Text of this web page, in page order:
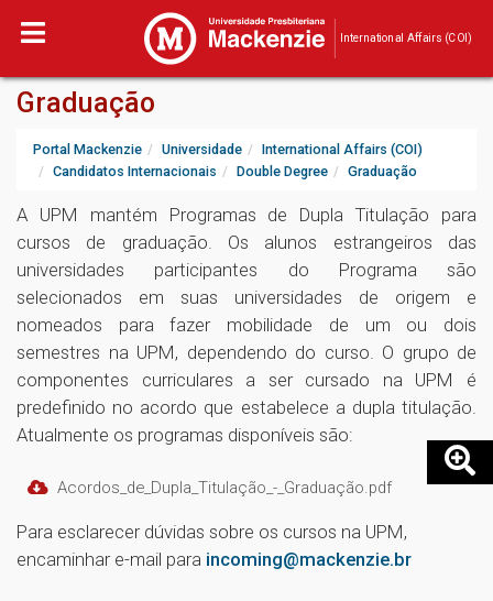
International Affairs (COI)
Graduação
Portal Mackenzie Universidade
International Affairs (COI)
Candidatos Internacionais
Double Degree Graduação
A UPM mantém Programas de Dupla Titulação para
cursos de graduação. Os alunos estrangeiros das
universidades participantes do Programa são
selecionados em suas universidades de origem e
nomeados para fazer mobilidade de um ou dois
semestres na UPM, dependendo do curso. O grupo de
componentes curriculares a ser cursado na UPM é
predefinido no acordo que estabelece a dupla titulação.
Atualmente os programas disponíveis são:
Acordos_de_Dupla_Titulação_-_Graduação.pdf
Para esclarecer dúvidas sobre os cursos na UPM,
encaminhar e-mail para incoming@mackenzie.br